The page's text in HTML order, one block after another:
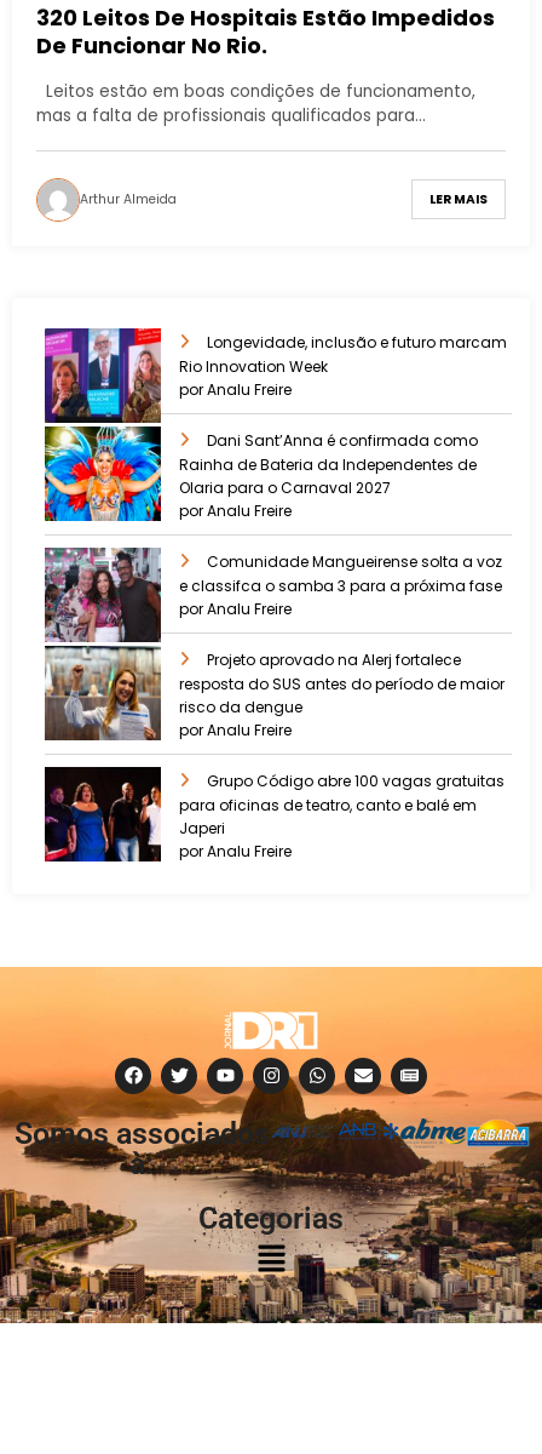
320 Leitos De Hospitais Estão Impedidos
De Funcionar No Rio.
Leitos estão em boas condições de funcionamento,
mas a falta de profissionais qualificados para…
Arthur Almeida LER MAIS
Longevidade, inclusão e futuro marcam
Rio Innovation Week
por Analu Freire
Dani Sant’Anna é confirmada como
Rainha de Bateria da Independentes de
Olaria para o Carnaval 2027
por Analu Freire
Comunidade Mangueirense solta a voz
e classifca o samba 3 para a próxima fase
por Analu Freire
Projeto aprovado na Alerj fortalece
resposta do SUS antes do período de maior
risco da dengue
por Analu Freire
Grupo Código abre 100 vagas gratuitas
para oficinas de teatro, canto e balé em
Japeri
por Analu Freire
Somos associados
à:
Categorias